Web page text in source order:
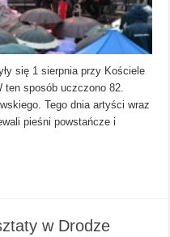
się 1 sierpnia przy Kościele
ten sposób uczczono 82.
Tego dnia artyści wraz
pieśni powstańcze i
w Drodze